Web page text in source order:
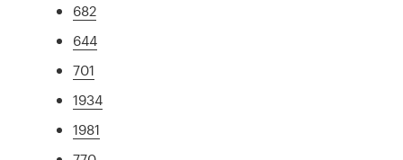
682
644
701
1934
1981